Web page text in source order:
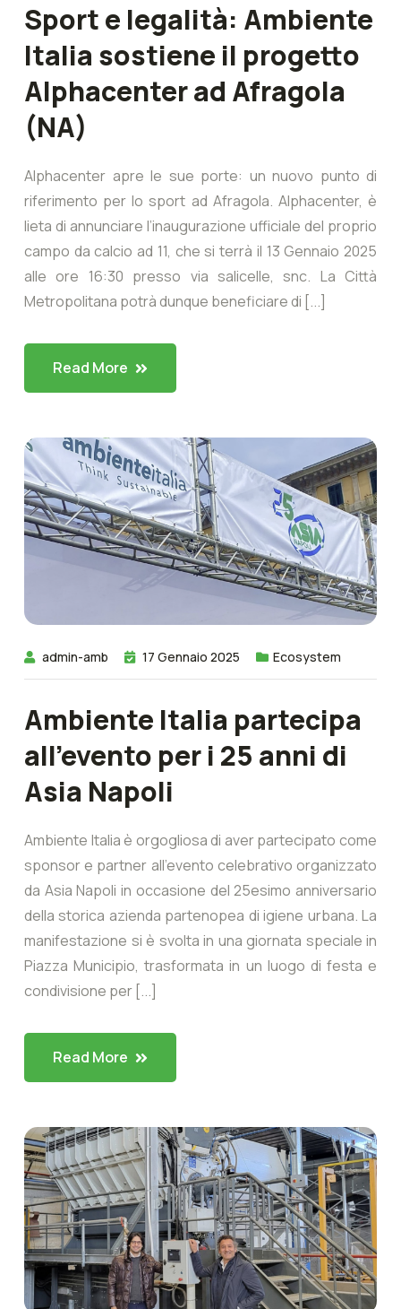
Sport e legalità: Ambiente
Italia sostiene il progetto
Alphacenter ad Afragola
(NA)
Alphacenter apre le sue porte: un nuovo punto di
riferimento per lo sport ad Afragola. Alphacenter, è
lieta di annunciare l’inaugurazione ufficiale del proprio
campo da calcio ad 11, che si terrà il 13 Gennaio 2025
alle ore 16:30 presso via salicelle, snc. La Città
Metropolitana potrà dunque beneficiare di [...]
Read More
admin-amb 17 Gennaio 2025 Ecosystem
Ambiente Italia partecipa
all’evento per i 25 anni di
Asia Napoli
Ambiente Italia è orgogliosa di aver partecipato come
sponsor e partner all’evento celebrativo organizzato
da Asia Napoli in occasione del 25esimo anniversario
della storica azienda partenopea di igiene urbana. La
manifestazione si è svolta in una giornata speciale in
Piazza Municipio, trasformata in un luogo di festa e
condivisione per [...]
Read More